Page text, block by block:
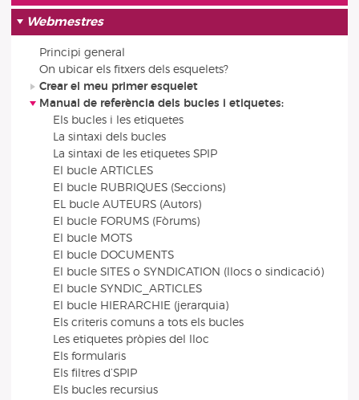
Webmestres
Principi general
On ubicar els fitxers dels esquelets?
Crear el meu primer esquelet
Manual de referència dels bucles i etiquetes:
Els bucles i les etiquetes
La sintaxi dels bucles
La sintaxi de les etiquetes SPIP
El bucle ARTICLES
El bucle RUBRIQUES (Seccions)
EL bucle AUTEURS (Autors)
El bucle FORUMS (Fòrums)
El bucle MOTS
El bucle DOCUMENTS
El bucle SITES o SYNDICATION (llocs o sindicació)
El bucle SYNDIC_ARTICLES
El bucle HIERARCHIE (jerarquia)
Els criteris comuns a tots els bucles
Les etiquetes pròpies del lloc
Els formularis
Els filtres d’SPIP
Els bucles recursius